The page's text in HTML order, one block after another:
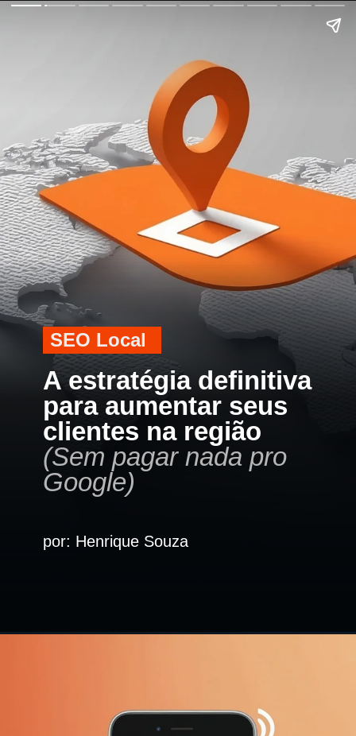
SEO Local
A estratégia definitiva
para aumentar seus
clientes na região
(Sem pagar nada pro
Google)
por: Henrique Souza